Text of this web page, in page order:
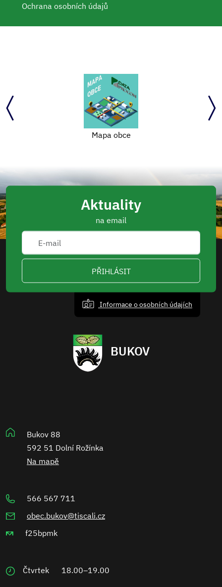
Ochrana osobních údajů
Oblastní charita Žďár nad Sázavou
Aktuality
na email
PŘIHLÁSIT
Informace o osobních údajích
BUKOV
Bukov 88
592 51 Dolní Rožínka
Na mapě
566 567 711
obec.bukov@tiscali.cz
f25bpmk
Čtvrtek 18.00–19.00